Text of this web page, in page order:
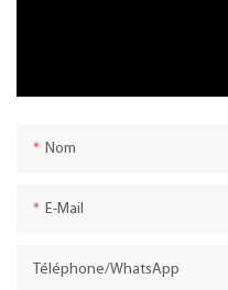
Nom
E-Mail
Téléphone/WhatsApp